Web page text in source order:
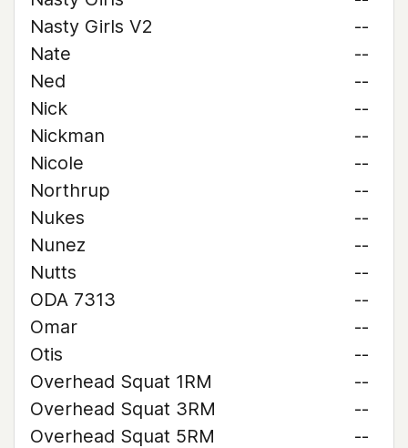
Nasty Girls V2
--
Nate
--
Ned
--
Nick
--
Nickman
--
Nicole
--
Northrup
--
Nukes
--
Nunez
--
Nutts
--
ODA 7313
--
Omar
--
Otis
--
Overhead Squat 1RM
--
Overhead Squat 3RM
--
Overhead Squat 5RM
--